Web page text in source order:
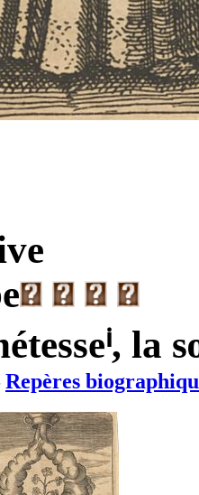
ⁱ, la
Repères